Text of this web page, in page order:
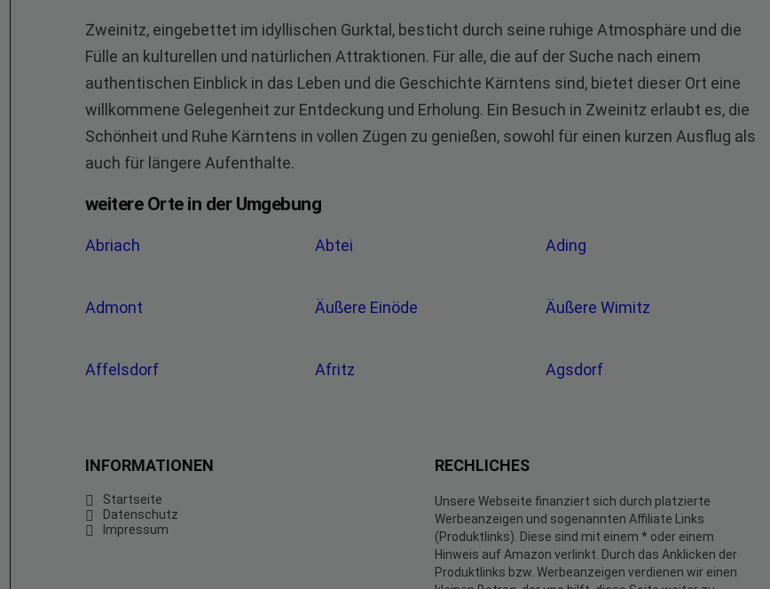
Zweinitz, eingebettet im idyllischen Gurktal, besticht durch seine ruhige Atmosphäre und die
Fülle an kulturellen und natürlichen Attraktionen. Für alle, die auf der Suche nach einem
authentischen Einblick in das Leben und die Geschichte Kärntens sind, bietet dieser Ort eine
willkommene Gelegenheit zur Entdeckung und Erholung. Ein Besuch in Zweinitz erlaubt es, die
Schönheit und Ruhe Kärntens in vollen Zügen zu genießen, sowohl für einen kurzen Ausflug als
auch für längere Aufenthalte.
weitere Orte in der Umgebung
Abriach Abtei Ading
Admont Äußere Einöde Äußere Wimitz
Affelsdorf Afritz Agsdorf
INFORMATIONEN
Startseite
Datenschutz
Impressum
RECHLICHES
Unsere Webseite finanziert sich durch platzierte
Werbeanzeigen und sogenannten Affiliate Links
(Produktlinks). Diese sind mit einem * oder einem
Hinweis auf Amazon verlinkt. Durch das Anklicken der
Produktlinks bzw. Werbeanzeigen verdienen wir einen